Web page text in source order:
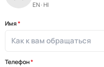
EN · HI
Имя*
Телефон*